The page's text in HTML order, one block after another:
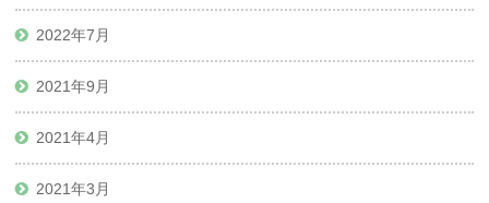
2022年7月
2021年9月
2021年4月
2021年3月